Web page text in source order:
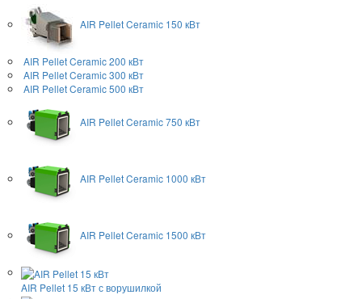
AIR PelletCeramic 150 кВт
AIR PelletCeramic 200 кВт
AIR PelletCeramic 300 кВт
AIR PelletCeramic 500 кВт
AIR PelletCeramic 750 кВт
AIR PelletCeramic 1000 кВт
AIR PelletCeramic 1500 кВт
AIR Pellet 15 кВтс ворушилкой